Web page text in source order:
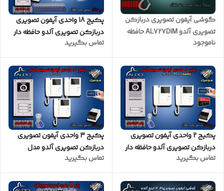
گوشی آیفون تصویری دربازکن
تصویری آلدو AL727DIM حافظه
دار
ناموجود
پکیج 18 واحدی آیفون تصویری
دربازکن تصویری آلدو حافظه دار
سفید
تماس بگیرید
پکیج 2 واحدی آیفون تصویری
دربازکن تصویری آلدو حافظه دار
مدل AL412M پنل کارتخوان
تماس بگیرید
پکیج 3 واحدی آیفون تصویری
دربازکن تصویری آلدو مدل
AL412 پنل کارتخوان
تماس بگیرید